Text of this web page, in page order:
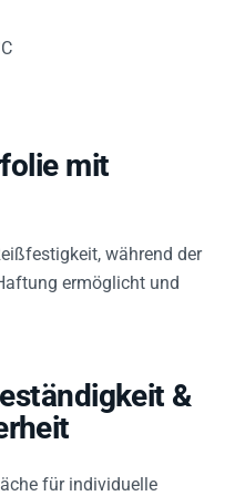
mit
während der
ermöglicht und
&
für individuelle